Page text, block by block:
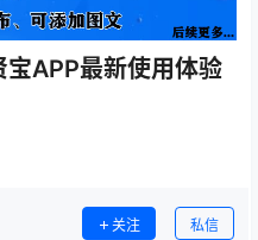
APP最新使用体验
关注 私信